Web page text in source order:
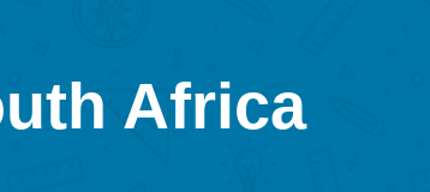
Africa